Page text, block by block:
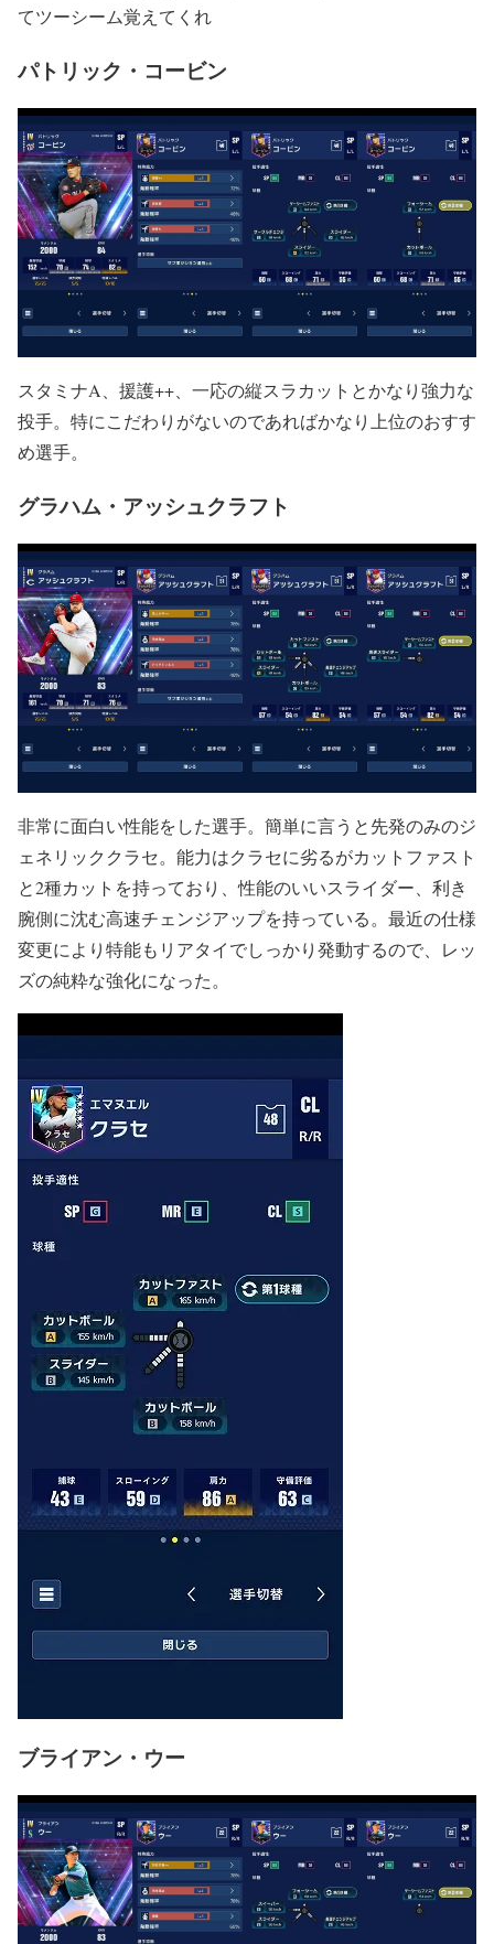
てツーシーム覚えてくれ
パトリック・コービン
スタミナA、援護++、一応の縦スラカットとかなり強力な
投手。特にこだわりがないのであればかなり上位のおすす
め選手。
グラハム・アッシュクラフト
非常に面白い性能をした選手。簡単に言うと先発のみのジ
ェネリッククラセ。能力はクラセに劣るがカットファスト
と2種カットを持っており、性能のいいスライダー、利き
腕側に沈む高速チェンジアップを持っている。最近の仕様
変更により特能もリアタイでしっかり発動するので、レッ
ズの純粋な強化になった。
ブライアン・ウー